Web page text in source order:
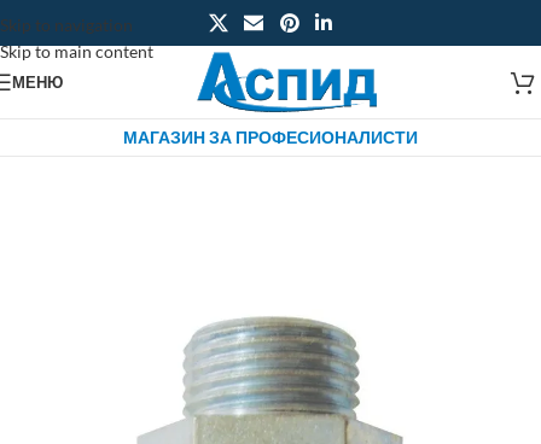
Skip to navigation
Skip to main content
МЕНЮ
МАГАЗИН ЗА ПРОФЕСИОНАЛИСТИ